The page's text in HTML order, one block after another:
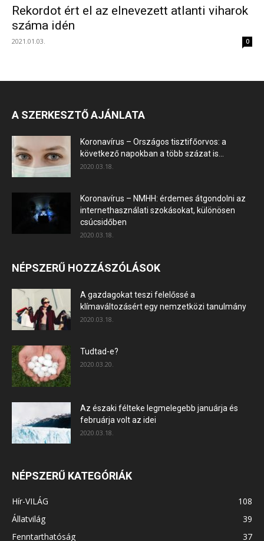
Rekordot ért el az elnevezett atlanti viharok
száma idén
2021.01.03. 0
A SZERKESZTŐ AJÁNLATA
Koronavírus – Országos tisztifőorvos: a
következő napokban a több százat is...
2020.03.18.
Koronavírus – NMHH: érdemes átgondolni az
internethasználati szokásokat, különösen
csúcsidőben
2020.03.18.
NÉPSZERŰ HOZZÁSZÓLÁSOK
A gazdagokat teszi felelőssé a
klímaváltozásért egy nemzetközi tanulmány
2020.03.18.
Tudtad-e?
2020.03.20.
Az északi félteke legmelegebb januárja és
februárja volt az idei
2020.03.18.
NÉPSZERŰ KATEGÓRIÁK
Hír-VILÁG
108
Állatvilág
39
Fenntarthatóság
37